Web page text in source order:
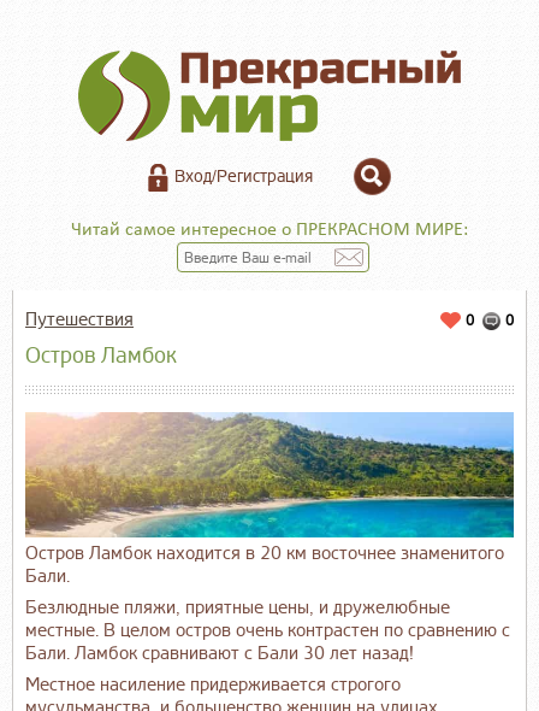
Вход/Регистрация
Читай самое интересное о ПРЕКРАСНОМ МИРЕ:
0
0
Путешествия
Остров Ламбок
Остров Ламбок находится в 20 км восточнее знаменитого
Бали.
Безлюдные пляжи, приятные цены, и дружелюбные
местные. В целом остров очень контрастен по сравнению с
Бали. Ламбок сравнивают с Бали 30 лет назад!
Местное насиление придерживается строгого